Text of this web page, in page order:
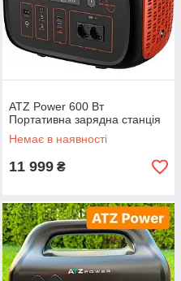
ATZ Power 600 Вт
Портативна зарядна станція
Немає в наявності
11 999 ₴